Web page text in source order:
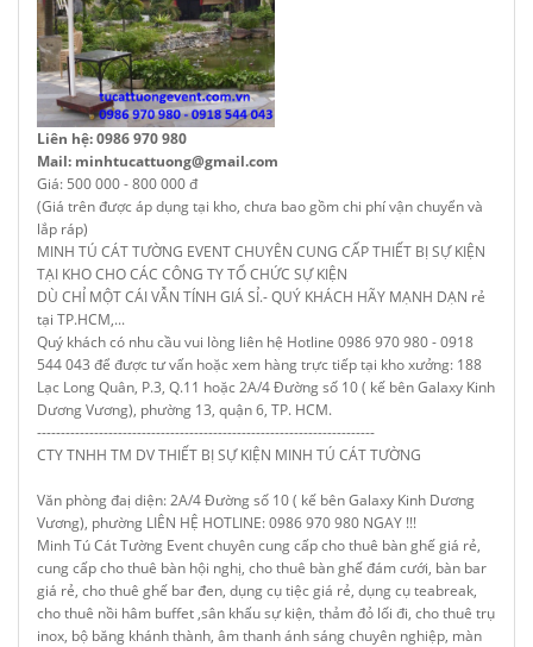
Liên hệ: 0986 970 980
Mail: minhtucattuong@gmail.com
Giá: 500 000 - 800 000 đ
(Giá trên được áp dụng tại kho, chưa bao gồm chi phí vận chuyển và
lắp ráp)
MINH TÚ CÁT TƯỜNG EVENT CHUYÊN CUNG CẤP THIẾT BỊ SỰ KIỆN
TẠI KHO CHO CÁC CÔNG TY TỔ CHỨC SỰ KIỆN
DÙ CHỈ MỘT CÁI VẪN TÍNH GIÁ SỈ.- QUÝ KHÁCH HÃY MẠNH DẠN rẻ
tại TP.HCM,...
Quý khách có nhu cầu vui lòng liên hệ Hotline 0986 970 980 - 0918
544 043 để được tư vấn hoặc xem hàng trực tiếp tại kho xưởng: 188
Lạc Long Quân, P.3, Q.11 hoặc 2A/4 Đường số 10 ( kế bên Galaxy Kinh
Dương Vương), phường 13, quận 6, TP. HCM.
-----------------------------------------------------------------------
CTY TNHH TM DV THIẾT BỊ SỰ KIỆN MINH TÚ CÁT TƯỜNG
Văn phòng đaị diện: 2A/4 Đường số 10 ( kế bên Galaxy Kinh Dương
Vương), phường LIÊN HỆ HOTLINE: 0986 970 980 NGAY !!!
Minh Tú Cát Tường Event chuyên cung cấp cho thuê bàn ghế giá rẻ,
cung cấp cho thuê bàn hội nghị, cho thuê bàn ghế đám cưới, bàn bar
giá rẻ, cho thuê ghế bar đen, dụng cụ tiệc giá rẻ, dụng cụ teabreak,
cho thuê nồi hâm buffet ,sân khấu sự kiện, thảm đỏ lối đi, cho thuê trụ
inox, bộ băng khánh thành, âm thanh ánh sáng chuyên nghiệp, màn